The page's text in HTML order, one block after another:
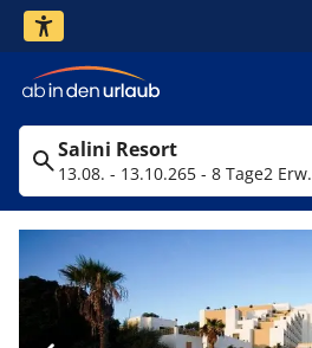
Salini Resort
13.08. - 13.10.265 - 8 Tage2 Erw.